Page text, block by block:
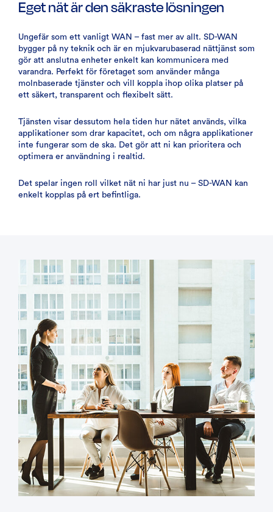
Eget nät är den säkraste lösningen
Ungefär som ett vanligt WAN – fast mer av allt. SD-WAN
bygger på ny teknik och är en mjukvarubaserad nättjänst som
gör att anslutna enheter enkelt kan kommunicera med
varandra. Perfekt för företaget som använder många
molnbaserade tjänster och vill koppla ihop olika platser på
ett säkert, transparent och flexibelt sätt.
Tjänsten visar dessutom hela tiden hur nätet används, vilka
applikationer som drar kapacitet, och om några applikationer
inte fungerar som de ska. Det gör att ni kan prioritera och
optimera er användning i realtid.
Det spelar ingen roll vilket nät ni har just nu – SD-WAN kan
enkelt kopplas på ert befintliga.